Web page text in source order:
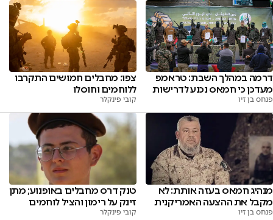
דרמה במהלך השבת: טראמפ
מעדכן כי חמאס נכנע לדרישות
פנחס בן זיו
צפו: מחבלים חמושים התקרבו
ללוחמים וחוסלו
קובי פינקלר
מנהיג חמאס בעזה אותת: לא
מקבל את ההצעה האמריקנית
פנחס בן זיו
טנק דרס מחבלים באופנוע; מתן
זינק על רימון והציל לוחמים
קובי פינקלר